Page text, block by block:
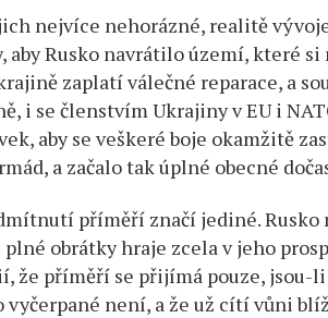
proto
nebudou!
Putin
má
nové
kouzelné
“marokizační”
Analýza
nejvíce nehorázné, realitě
aby Rusko navrátilo území, které si
zaplatí válečné reparace, a
i se členstvím Ukrajiny v EU i
aby se veškeré boje okamžitě
a začalo tak úplné obecné
příměří značí jediné. Rusko
plné obrátky hraje zcela v jeho
že příměří se přijímá pouze, jsou-
vyčerpané není, a že už cítí vůni